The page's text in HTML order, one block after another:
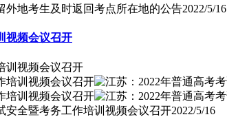
外地考生及时返回考点所在地的公告2022/5/16
视频会议召开
训视频会议召开
安全暨考务工作培训视频会议召开2022/5/16